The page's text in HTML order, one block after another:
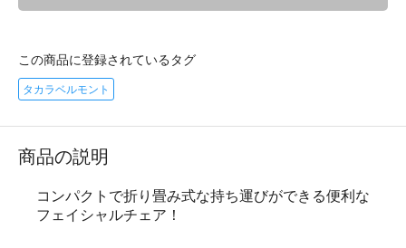
この商品に登録されているタグ
タカラベルモント
商品の説明
コンパクトで折り畳み式な持ち運びができる便利な
フェイシャルチェア！